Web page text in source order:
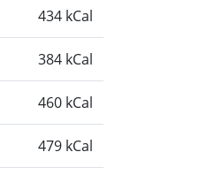
434 kCal
384 kCal
460 kCal
479 kCal